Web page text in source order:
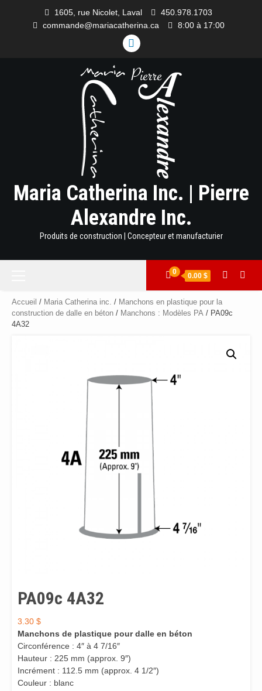
1605, rue Nicolet, Laval
450.978.1703
commande@mariacatherina.ca
8:00 à 17:00
LINKEDIN
Maria Catherina Inc. | Pierre
Alexandre Inc.
Produits de construction | Concepteur et manufacturier
0 0.00 $
Accueil / Maria Catherina inc. / Manchons en plastique pour la
construction de dalle en béton / Manchons : Modèles PA / PA09c
4A32
PA09c 4A32
3.30 $
Manchons de plastique pour dalle en béton
Circonférence : 4″ à 4 7/16″
Hauteur : 225 mm (approx. 9″)
Incrément : 112.5 mm (approx. 4 1/2″)
Couleur : blanc